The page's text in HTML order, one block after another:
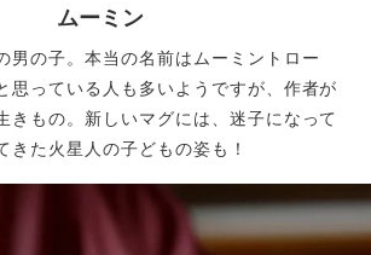
ムーミン
男の子。本当の名前はムーミントロー
思っている人も多いようですが、作者が
きもの。新しいマグには、迷子になって
きた火星人の子どもの姿も！